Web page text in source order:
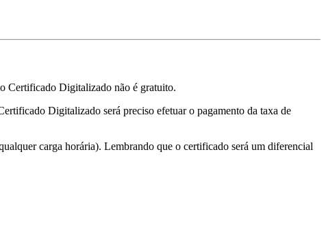
Certificado Digitalizado não é gratuito.
Digitalizado será preciso efetuar o pagamento da taxa de
carga horária). Lembrando que o certificado será um diferencial